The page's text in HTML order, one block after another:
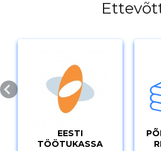
EESTI
TÖÖTUKASSA
Muuda pildi